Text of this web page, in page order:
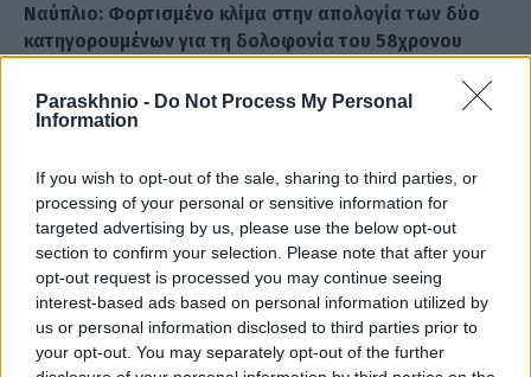
Paraskhnio - Do Not Process My Personal
Information
If you wish to opt-out of the sale, sharing to third parties, or
processing of your personal or sensitive information for
targeted advertising by us, please use the below opt-out
section to confirm your selection. Please note that after your
opt-out request is processed you may continue seeing
interest-based ads based on personal information utilized by
us or personal information disclosed to third parties prior to
your opt-out. You may separately opt-out of the further
Ναύπλιο: Φορτισμένο κλίμα στην απολογία των δύο
κατηγορουμένων για τη δολοφονία του 58χρονου
ΑΝΑΡΤΗΘΗΚΕ ΑΠΟΣΤΈΛΛΑ ΛΊΤΑΙΝΑ 6 ΑΥΓΟΎΣΤΟΥ 2026